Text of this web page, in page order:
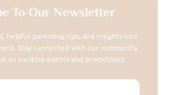
To Our Newsletter
helpful parenting tips, and insights into
Stay connected with our community
on exciting events and promotions!